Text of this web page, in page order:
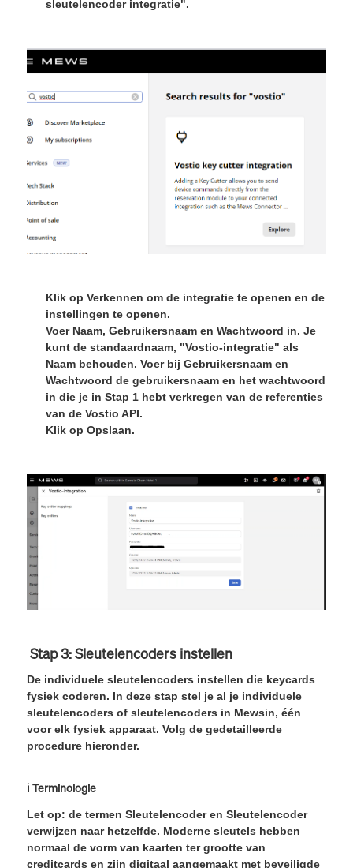
sleutelencoder integratie".
Klik op Verkennen om de integratie te openen en de
instellingen te openen.
Voer Naam,Gebruikersnaam enWachtwoord in. Je
kunt de standaardnaam, "Vostio-integratie" als
Naam behouden. Voer bij Gebruikersnaam en
Wachtwoord de gebruikersnaam en het wachtwoord
in die je in Stap 1 hebt verkregen van de referenties
van de Vostio API.
Klik op Opslaan.
Stap 3: Sleutelencoders instellen
De individuele sleutelencoders instellen die keycards
fysiek coderen. In deze stap stel je al je individuele
sleutelencoders of sleutelencoders in Mewsin, één
voor elk fysiek apparaat. Volg de gedetailleerde
procedure hieronder.
ℹ️ Terminologie
Let op: de termen Sleutelencoder en Sleutelencoder
verwijzen naar hetzelfde. Moderne sleutels hebben
normaal de vorm van kaarten ter grootte van
creditcards en zijn digitaal aangemaakt met beveiligde